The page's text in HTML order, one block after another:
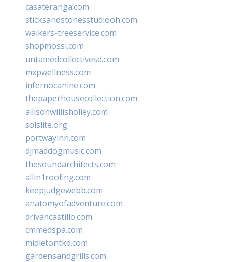
casateranga.com
sticksandstonesstudiooh.com
walkers-treeservice.com
shopmossi.com
untamedcollectivesd.com
mxpwellness.com
infernocanine.com
thepaperhousecollection.com
allisonwillisholley.com
solslite.org
portwayinn.com
djmaddogmusic.com
thesoundarchitects.com
allin1roofing.com
keepjudgewebb.com
anatomyofadventure.com
drivancastillo.com
cmmedspa.com
midletontkd.com
gardensandgrills.com